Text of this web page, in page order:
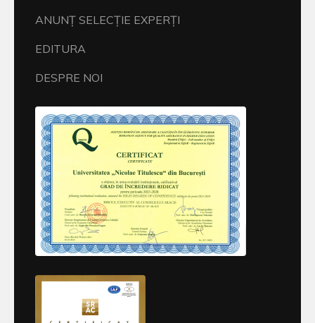
ANUNŢ SELECŢIE EXPERŢI
EDITURA
DESPRE NOI